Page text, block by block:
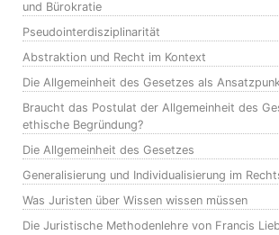
und Bürokratie
Pseudointerdisziplinarität
Abstraktion und Recht im Kontext
Die Allgemeinheit des Gesetzes als
Braucht das Postulat der Allgemeinheit des
ethische Begründung?
Die Allgemeinheit des Gesetzes
Generalisierung und Individualisierung im
Was Juristen über Wissen wissen müssen
Die Juristische Methodenlehre von Francis